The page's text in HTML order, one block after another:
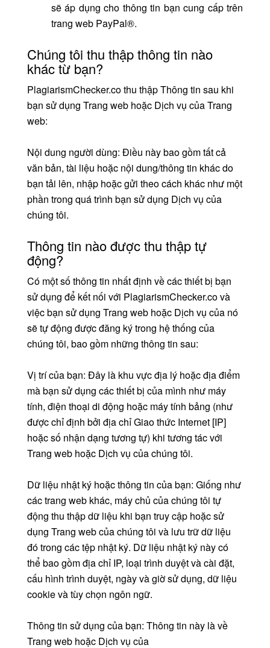
sẽ áp dụng cho thông tin bạn cung cấp trên
trang web PayPal®.
Chúng tôi thu thập thông tin nào
khác từ bạn?
PlagiarismChecker.co thu thập Thông tin sau khi
bạn sử dụng Trang web hoặc Dịch vụ của Trang
web:
Nội dung người dùng: Điều này bao gồm tất cả
văn bản, tài liệu hoặc nội dung/thông tin khác do
bạn tải lên, nhập hoặc gửi theo cách khác như một
phần trong quá trình bạn sử dụng Dịch vụ của
chúng tôi.
Thông tin nào được thu thập tự
động?
Có một số thông tin nhất định về các thiết bị bạn
sử dụng để kết nối với PlagiarismChecker.co và
việc bạn sử dụng Trang web hoặc Dịch vụ của nó
sẽ tự động được đăng ký trong hệ thống của
chúng tôi, bao gồm những thông tin sau:
Vị trí của bạn: Đây là khu vực địa lý hoặc địa điểm
mà bạn sử dụng các thiết bị của mình như máy
tính, điện thoại di động hoặc máy tính bảng (như
được chỉ định bởi địa chỉ Giao thức Internet [IP]
hoặc số nhận dạng tương tự) khi tương tác với
Trang web hoặc Dịch vụ của chúng tôi.
Dữ liệu nhật ký hoặc thông tin của bạn: Giống như
các trang web khác, máy chủ của chúng tôi tự
động thu thập dữ liệu khi bạn truy cập hoặc sử
dụng Trang web của chúng tôi và lưu trữ dữ liệu
đó trong các tệp nhật ký. Dữ liệu nhật ký này có
thể bao gồm địa chỉ IP, loại trình duyệt và cài đặt,
cấu hình trình duyệt, ngày và giờ sử dụng, dữ liệu
cookie và tùy chọn ngôn ngữ.
Thông tin sử dụng của bạn: Thông tin này là về
Trang web hoặc Dịch vụ của